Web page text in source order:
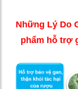
Những Lý Do
phẩm hỗ trợ